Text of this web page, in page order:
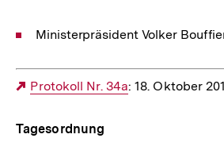
Ministerpräsident Volker
Externer
Protokoll Nr. 34a: 18. Oktober
Tagesordnung